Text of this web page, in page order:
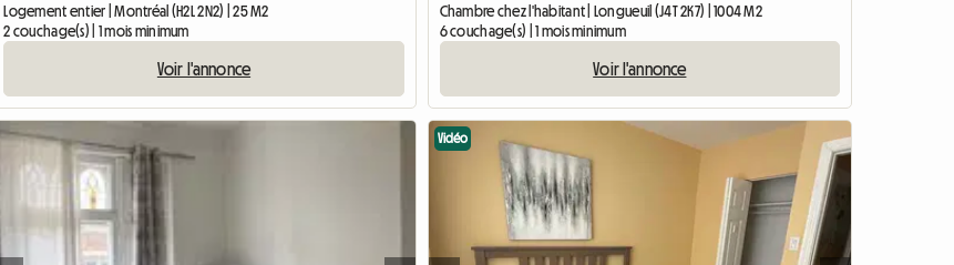
Logement entier | Montréal (H2L 2N2) | 25 M2
2 couchage(s) | 1 mois minimum
Voir l'annonce
Chambre chez l'habitant | Longueuil (J4T 2K7) | 1004 M2
6 couchage(s) | 1 mois minimum
Voir l'annonce
Vidéo